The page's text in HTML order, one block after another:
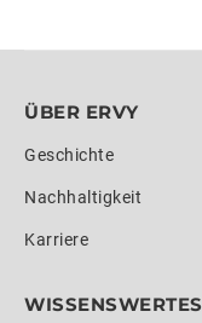
ÜBER ERVY
Geschichte
Nachhaltigkeit
Karriere
WISSENSWERTES